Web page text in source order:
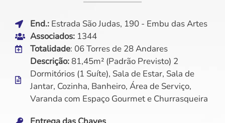
End.: Estrada São Judas, 190 - Embu das Artes
Associados: 1344
Totalidade: 06 Torres de 28 Andares
Descrição:81,45m² (Padrão Previsto) 2
Dormitórios (1 Suíte), Sala de Estar, Sala de
Jantar, Cozinha, Banheiro, Área de Serviço,
Varanda com Espaço Gourmet e Churrasqueira